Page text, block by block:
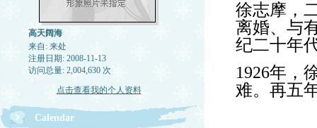
高天阔海
来自: 来处
注册日期: 2008-11-13
访问总量: 2,004,630 次
点击查看我的个人资料
Calendar
徐志摩，
离婚、与
纪二十年
1926年，
难。再五